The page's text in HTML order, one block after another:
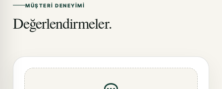
MÜŞTERI DENEYIMI
Değerlendirmeler.